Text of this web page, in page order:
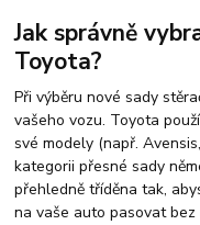
Jak správně
Toyota?
Při výběru nové sady
vašeho vozu. Toyota
své modely (např.
kategorii přesné sady
přehledně tříděna tak,
na vaše auto pasovat